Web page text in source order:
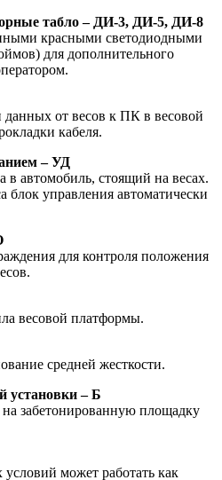
табло – ДИ-3, ДИ-5, ДИ-8
красными светодиодными
для дополнительного
данных от весов к ПК в весовой
кабеля.
– УД
в автомобиль, стоящий на весах.
блок управления автоматически
для контроля положения
весовой платформы.
средней жесткости.
установки – Б
на забетонированную площадку
может работать как